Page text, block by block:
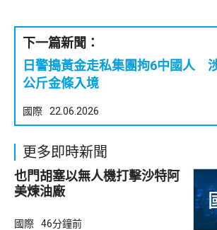
下一篇新聞：
日警搗黃金走私集團拘6中國人
公斤金條入境
國際 22.06.2026
更多即時新聞
也門胡塞以無人機打擊沙特阿
美煉油廠
國際 46分鐘前